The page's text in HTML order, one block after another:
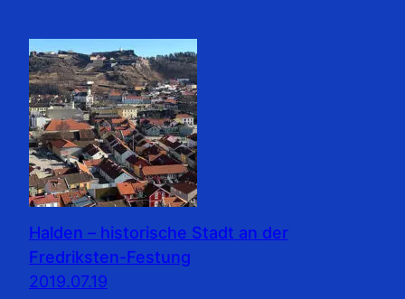
Halden – historische Stadt an der
Fredriksten-Festung
2019.07.19